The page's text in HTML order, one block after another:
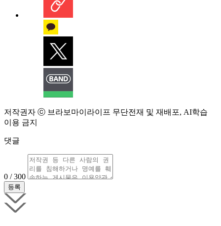
저작권자 ⓒ 브라보마이라이프 무단전재 및 재배포, AI학습
이용 금지
댓글
0 / 300